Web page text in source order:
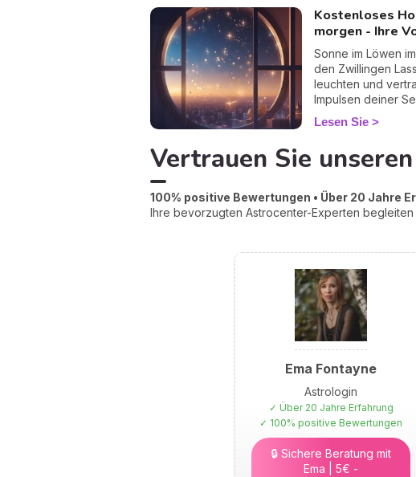
denen gehört, die
Fuß vom Gas zu
Strafe, ganz im
bremsen ist
Geschenk. Also,
oder Team
Kostenloses
morgen - Ihre
Sonne im Löwen
den Zwillingen Lass dein Herz mutig
leuchten und
Impulsen deiner
Gefühl und Geist
Lesen Sie
Vertrauen Sie
100% positive Bewertungen • Über 20 Jahre
Ihre bevorzugten Astrocenter-Experten
Ema Fontayne
Astrologin
✓ Über 20 Jahre Erfahrung
✓ 100% positive Bewertungen
🔒 Sichere Beratung mit
Ema | 5€ -